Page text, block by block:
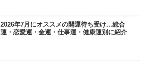
2026年7月にオススメの開運待ち受け…総合
運・恋愛運・金運・仕事運・健康運別に紹介